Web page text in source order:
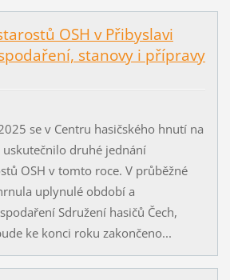
OSH v Přibyslavi
stanovy i přípravy
se v Centru hasičského hnutí na
druhé jednání
OSH v tomto roce. V průběžné
uplynulé období a
Sdružení hasičů Čech,
ke konci roku zakončeno...